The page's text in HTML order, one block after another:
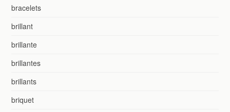
bracelets
brillant
brillante
brillantes
brillants
briquet